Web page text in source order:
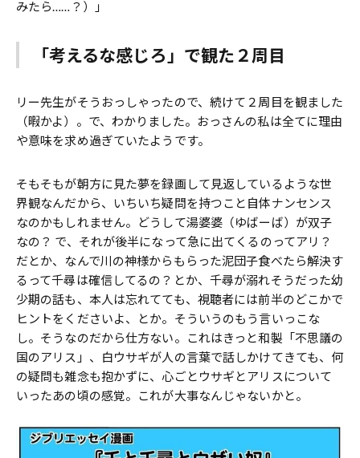
みたら……？）」
「考えるな感じろ」で観た２周目
リー先生がそうおっしゃったので、続けて２周目を観ました
（暇かよ）。で、わかりました。おっさんの私は全てに理由
や意味を求め過ぎていたようです。
そもそもが朝方に見た夢を録画して見返しているような世
界観なんだから、いちいち疑問を持つこと自体ナンセンス
なのかもしれません。どうして湯婆婆（ゆばーば）が双子
なの？ で、それが後半になって急に出てくるのってアリ？
だとか、なんで川の神様からもらった泥団子食べたら解決す
るって千尋は確信してるの？とか、千尋が溺れそうだった幼
少期の話も、本人は忘れてても、視聴者には前半のどこかで
ヒントをくださいよ、とか。そういうのもう言いっこな
し。そうなのだから仕方ない。これはきっと和製「不思議の
国のアリス」、白ウサギが人の言葉で話しかけてきても、何
の疑問も雑念も抱かずに、心ごとウサギとアリスについて
いったあの頃の感覚。これが大事なんじゃないかと。